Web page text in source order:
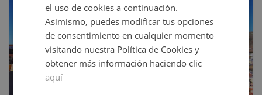
el uso de cookies a continuación.
Asimismo, puedes modificar tus opciones
de consentimiento en cualquier momento
visitando nuestra Política de Cookies y
obtener más información haciendo clic
aquí